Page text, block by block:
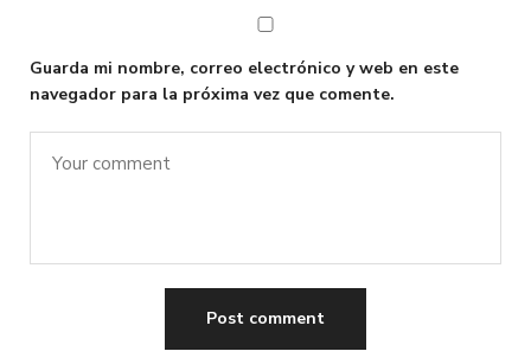
Guarda mi nombre, correo electrónico y web en este
navegador para la próxima vez que comente.